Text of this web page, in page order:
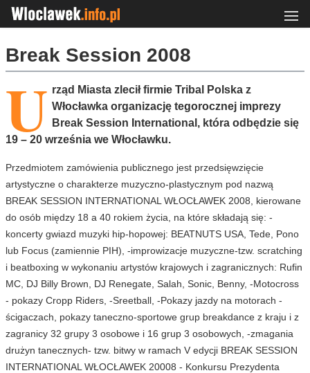
Break Session 2008
U rząd Miasta zlecił firmie Tribal Polska z
Włocławka organizację tegorocznej imprezy
Break Session International, która odbędzie się
19 – 20 września we Włocławku.
Przedmiotem zamówienia publicznego jest przedsięwzięcie
artystyczne o charakterze muzyczno-plastycznym pod nazwą
BREAK SESSION INTERNATIONAL WŁOCŁAWEK 2008, kierowane
do osób między 18 a 40 rokiem życia, na które składają się: -
koncerty gwiazd muzyki hip-hopowej: BEATNUTS USA, Tede, Pono
lub Focus (zamiennie PIH), -improwizacje muzyczne-tzw. scratching
i beatboxing w wykonaniu artystów krajowych i zagranicznych: Rufin
MC, DJ Billy Brown, DJ Renegate, Salah, Sonic, Benny, -Motocross
- pokazy Cropp Riders, -Sreetball, -Pokazy jazdy na motorach -
ścigaczach, pokazy taneczno-sportowe grup breakdance z kraju i z
zagranicy 32 grupy 3 osobowe i 16 grup 3 osobowych, -zmagania
drużyn tanecznych- tzw. bitwy w ramach V edycji BREAK SESSION
INTERNATIONAL WŁOCŁAWEK 20008 - Konkursu Prezydenta